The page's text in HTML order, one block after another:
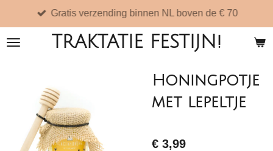
direct
naar
TRAKTATIE FESTIJN!
Gratis verzending binnen NL boven de € 70
Honingpotje
met lepeltje
€ 3,99